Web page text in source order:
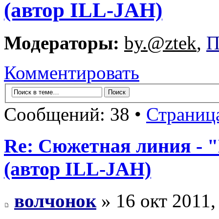
(автор ILL-JAH)
Модераторы: by.@ztek,
Комментировать
Сообщений: 38 •
Re: Сюжетная линия -
(автор ILL-JAH)
волчонок» 16 окт